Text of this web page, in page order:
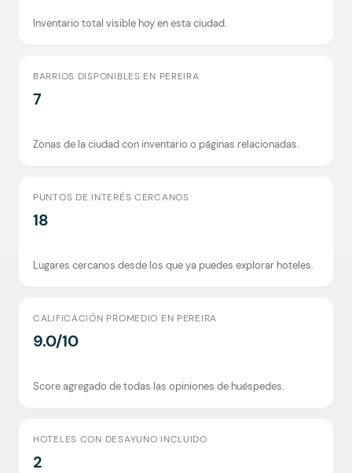
Inventario total visible hoy en esta ciudad.
BARRIOS DISPONIBLES EN PEREIRA
7
Zonas de la ciudad con inventario o páginas relacionadas.
PUNTOS DE INTERÉS CERCANOS
18
Lugares cercanos desde los que ya puedes explorar hoteles.
CALIFICACIÓN PROMEDIO EN PEREIRA
9.0/10
Score agregado de todas las opiniones de huéspedes.
HOTELES CON DESAYUNO INCLUIDO
2